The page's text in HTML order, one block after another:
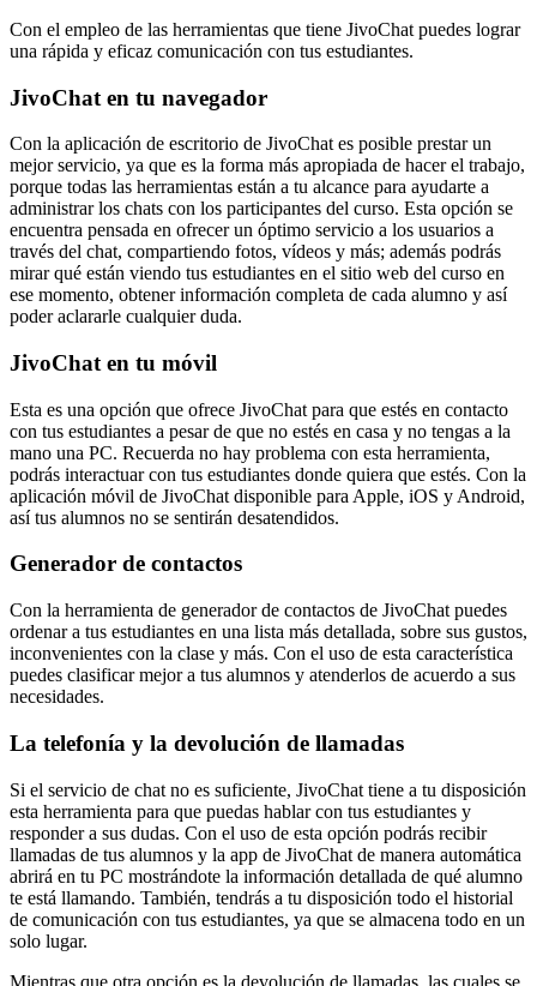
Con el empleo de las herramientas que tiene JivoChat puedes lograr
una rápida y eficaz comunicación con tus estudiantes.
JivoChat en tu navegador
Con la aplicación de escritorio de JivoChat es posible prestar un
mejor servicio, ya que es la forma más apropiada de hacer el trabajo,
porque todas las herramientas están a tu alcance para ayudarte a
administrar los chats con los participantes del curso. Esta opción se
encuentra pensada en ofrecer un óptimo servicio a los usuarios a
través del chat, compartiendo fotos, vídeos y más; además podrás
mirar qué están viendo tus estudiantes en el sitio web del curso en
ese momento, obtener información completa de cada alumno y así
poder aclararle cualquier duda.
JivoChat en tu móvil
Esta es una opción que ofrece JivoChat para que estés en contacto
con tus estudiantes a pesar de que no estés en casa y no tengas a la
mano una PC. Recuerda no hay problema con esta herramienta,
podrás interactuar con tus estudiantes donde quiera que estés. Con la
aplicación móvil de JivoChat disponible para Apple, iOS y Android,
así tus alumnos no se sentirán desatendidos.
Generador de contactos
Con la herramienta de generador de contactos de JivoChat puedes
ordenar a tus estudiantes en una lista más detallada, sobre sus gustos,
inconvenientes con la clase y más. Con el uso de esta característica
puedes clasificar mejor a tus alumnos y atenderlos de acuerdo a sus
necesidades.
La telefonía y la devolución de llamadas
Si el servicio de chat no es suficiente, JivoChat tiene a tu disposición
esta herramienta para que puedas hablar con tus estudiantes y
responder a sus dudas. Con el uso de esta opción podrás recibir
llamadas de tus alumnos y la app de JivoChat de manera automática
abrirá en tu PC mostrándote la información detallada de qué alumno
te está llamando. También, tendrás a tu disposición todo el historial
de comunicación con tus estudiantes, ya que se almacena todo en un
solo lugar.
Mientras que otra opción es la devolución de llamadas, las cuales se